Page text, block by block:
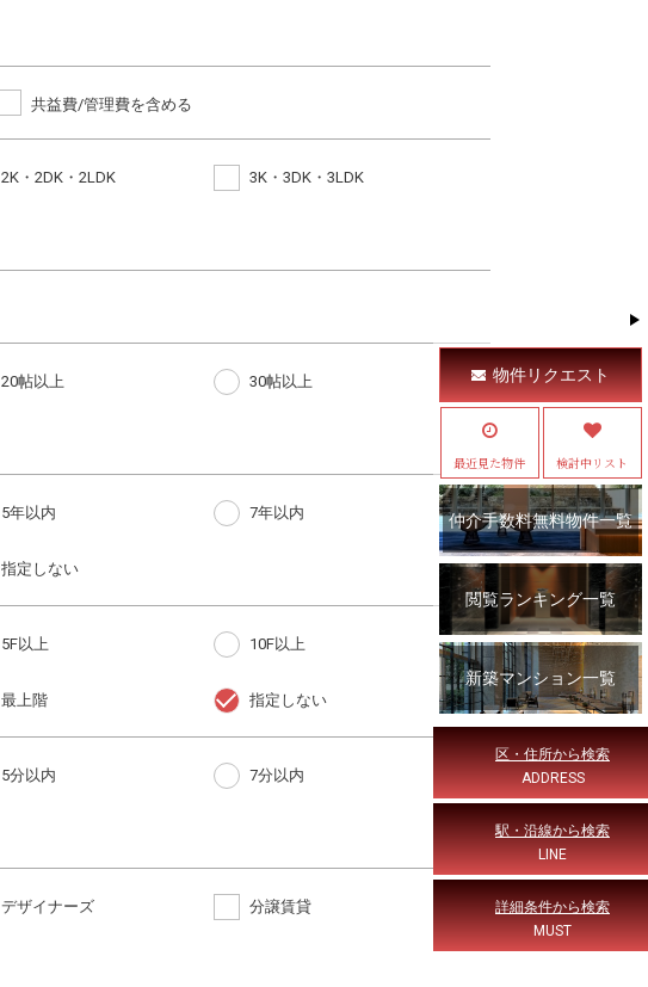
共益費/管理費を含める
2K・2DK・2LDK 3K・3DK・3LDK
20帖以上 30帖以上
5年以内 7年以内
指定しない
5F以上 10F以上
最上階 指定しない
5分以内 7分以内
デザイナーズ 分譲賃貸
物件リクエスト
最近見た物件 検討中リスト
仲介手数料無料物件一覧
閲覧ランキング一覧
新築マンション一覧
区・住所から検索
ADDRESS
駅・沿線から検索
LINE
詳細条件から検索
MUST